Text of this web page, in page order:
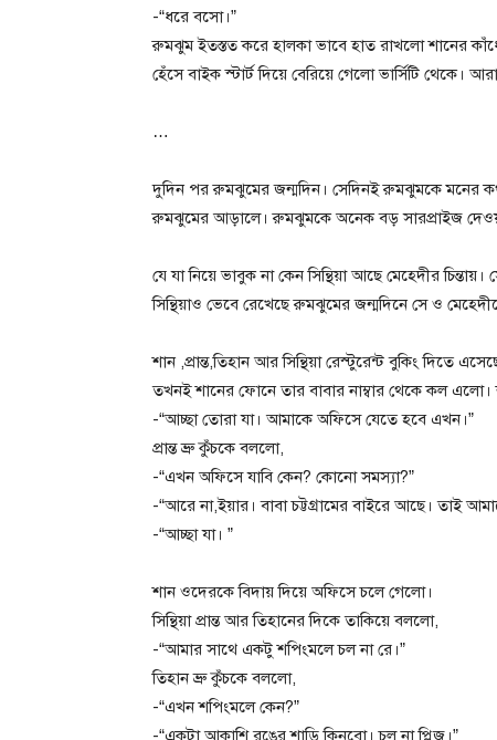
-“ধরে বসো।”
রুমঝুম ইতস্তত করে হালকা ভাবে হাত রাখলো শানের
হেঁসে বাইক স্টার্ট দিয়ে বেরিয়ে গেলো ভার্সিটি থেকে।
…
দুদিন পর রুমঝুমের জন্মদিন। সেদিনই রুমঝুমকে মনের
রুমঝুমের আড়ালে। রুমঝুমকে অনেক বড় সারপ্রাইজ
যে যা নিয়ে ভাবুক না কেন সিন্থিয়া আছে মেহেদীর
সিন্থিয়াও ভেবে রেখেছে রুমঝুমের জন্মদিনে সে ও
শান ,প্রান্ত,তিহান আর সিন্থিয়া রেস্টুরেন্ট‌ বুকিং
তখনই শানের ফোনে তার বাবার নাম্বার থেকে কল
-“আচ্ছা তোরা যা। আমাকে অফিসে যেতে হবে এখন।”
প্রান্ত ভ্রু কুঁচকে বললো,
-“এখন‌ অফিসে যাবি কেন? কোনো সমস্যা?”
-“আরে না,ইয়ার। বাবা চট্টগ্রামের বাইরে আছে।
-“আচ্ছা যা। ”
শান‌ ওদেরকে বিদায় দিয়ে অফিসে চলে গেলো।
সিন্থিয়া প্রান্ত আর তিহানের দিকে তাকিয়ে বললো,
-“আমার সাথে একটু শপিংমলে চল না‌ রে।”
তিহান‌ ভ্রু কুঁচকে বললো,
-“এখন‌ শপিংমলে কেন?”
-“একটা আকাশি রঙের শাড়ি কিনবো। চল না প্লিজ।”